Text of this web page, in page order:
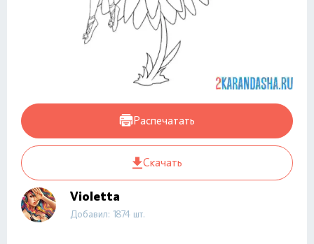
Распечатать
Скачать
Violetta
Добавил: 1874 шт.